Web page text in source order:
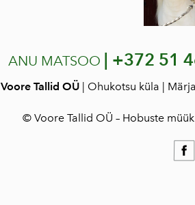
ANU MATSOO | +372 51
Voore Tallid OÜ | Ohukotsu küla |
© Voore Tallid OÜ – Hobuste